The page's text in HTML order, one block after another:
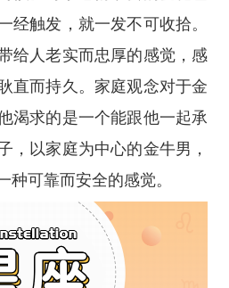
经触发，就一发不可收拾。
给人老实而忠厚的感觉，感
直而持久。家庭观念对于金
渴求的是一个能跟他一起承
，以家庭为中心的金牛男，
种可靠而安全的感觉。